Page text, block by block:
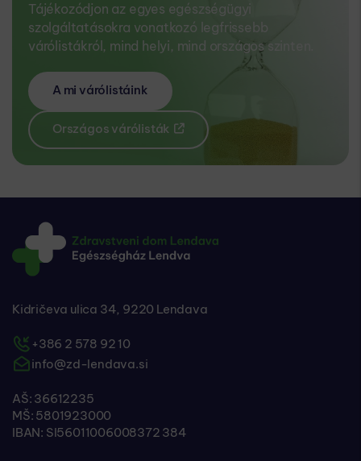
Tájékozódjon az egyes egészségügyi
szolgáltatásokra vonatkozó legfrissebb
várólistákról, mind helyi, mind országos szinten.
A mi várólistáink
Országos várólisták
Kidričeva ulica 34, 9220 Lendava
+386 2 578 92 10
info@zd-lendava.si
AŠ: 36612235
MŠ: 5801923000
IBAN: SI56011006008372 384